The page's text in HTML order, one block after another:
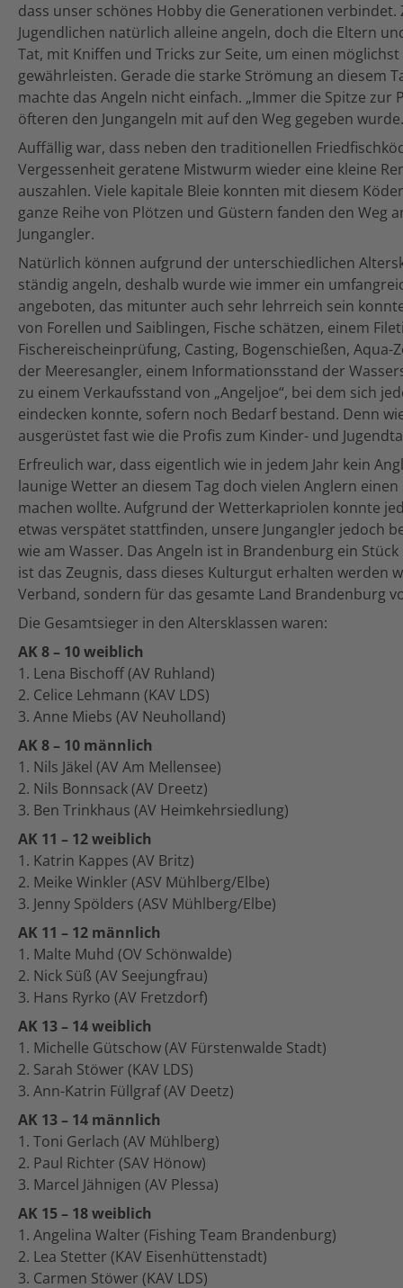
dass unser schönes Hobby die Generationen
Jugendlichen natürlich alleine angeln, doch die Eltern
Tat, mit Kniffen und Tricks zur Seite, um einen
gewährleisten. Gerade die starke Strömung an diesem
machte das Angeln nicht einfach. „Immer die Spitze zur
öfteren den Jungangeln mit auf den Weg gegeben wurde.
Auffällig war, dass neben den traditionellen
Vergessenheit geratene Mistwurm wieder eine kleine
auszahlen. Viele kapitale Bleie konnten mit diesem
ganze Reihe von Plötzen und Güstern fanden den Weg
Jungangler.
Natürlich können aufgrund der unterschiedlichen
ständig angeln, deshalb wurde wie immer ein
angeboten, das mitunter auch sehr lehrreich sein
von Forellen und Saiblingen, Fische schätzen, einem
Fischereischeinprüfung, Casting, Bogenschießen,
der Meeresangler, einem Informationsstand der
zu einem Verkaufsstand von „Angeljoe“, bei dem sich
eindecken konnte, sofern noch Bedarf bestand. Denn
ausgerüstet fast wie die Profis zum Kinder- und
Erfreulich war, dass eigentlich wie in jedem Jahr kein
launige Wetter an diesem Tag doch vielen Anglern
machen wollte. Aufgrund der Wetterkapriolen konnte
etwas verspätet stattfinden, unsere Jungangler jedoch
wie am Wasser. Das Angeln ist in Brandenburg ein
ist das Zeugnis, dass dieses Kulturgut erhalten werden
Verband, sondern für das gesamte Land Brandenburg
Die Gesamtsieger in den Altersklassen waren:
AK 8 – 10 weiblich
1. Lena Bischoff (AV Ruhland)
2. Celice Lehmann (KAV LDS)
3. Anne Miebs (AV Neuholland)
AK 8 – 10 männlich
1. Nils Jäkel (AV Am Mellensee)
2. Nils Bonnsack (AV Dreetz)
3. Ben Trinkhaus (AV Heimkehrsiedlung)
AK 11 – 12 weiblich
1. Katrin Kappes (AV Britz)
2. Meike Winkler (ASV Mühlberg/Elbe)
3. Jenny Spölders (ASV Mühlberg/Elbe)
AK 11 – 12 männlich
1. Malte Muhd (OV Schönwalde)
2. Nick Süß (AV Seejungfrau)
3. Hans Ryrko (AV Fretzdorf)
AK 13 – 14 weiblich
1. Michelle Gütschow (AV Fürstenwalde Stadt)
2. Sarah Stöwer (KAV LDS)
3. Ann-Katrin Füllgraf (AV Deetz)
AK 13 – 14 männlich
1. Toni Gerlach (AV Mühlberg)
2. Paul Richter (SAV Hönow)
3. Marcel Jähnigen (AV Plessa)
AK 15 – 18 weiblich
1. Angelina Walter (Fishing Team Brandenburg)
2. Lea Stetter (KAV Eisenhüttenstadt)
3. Carmen Stöwer (KAV LDS)